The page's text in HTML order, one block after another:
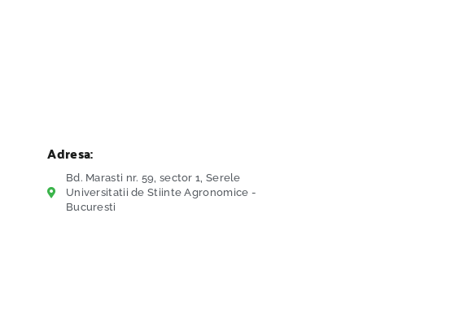
Adresa:
Bd. Marasti nr. 59, sector 1, Serele
Universitatii de Stiinte Agronomice -
Bucuresti